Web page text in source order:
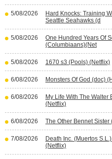
5/08/2026
Hard Knocks: Training
Seattle Seahawks (d
5/08/2026
One Hundred Years Of
(Columbiaans)(Net
5/08/2026 1670 s3 (Pools) (Netflix)
6/08/2026 Monsters Of God (doc)
6/08/2026
My Life With The Walter
(Netflix)
6/08/2026 The Other Bennet Sister
7/08/2026
Death Inc. (Muertos
(Netflix)